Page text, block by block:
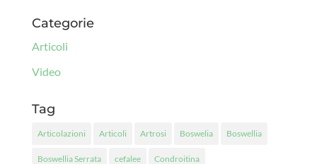
Categorie
Articoli
Video
Tag
Articolazioni Articoli Artrosi Boswelia Boswellia
Boswellia Serrata cefalee Condroitina